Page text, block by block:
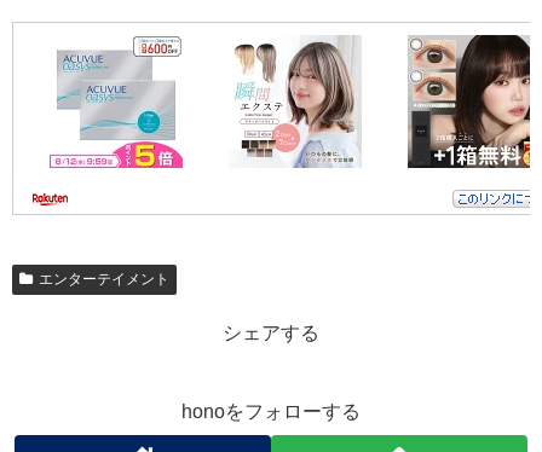
エンターテイメント
シェアする
honoをフォローする